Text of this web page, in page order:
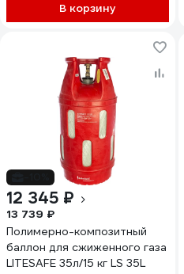
В корзину
12 345 ₽
13 739 ₽
Полимерно-композитный
баллон для сжиженного газа
LITESAFE 35л/15 кг LS 35L